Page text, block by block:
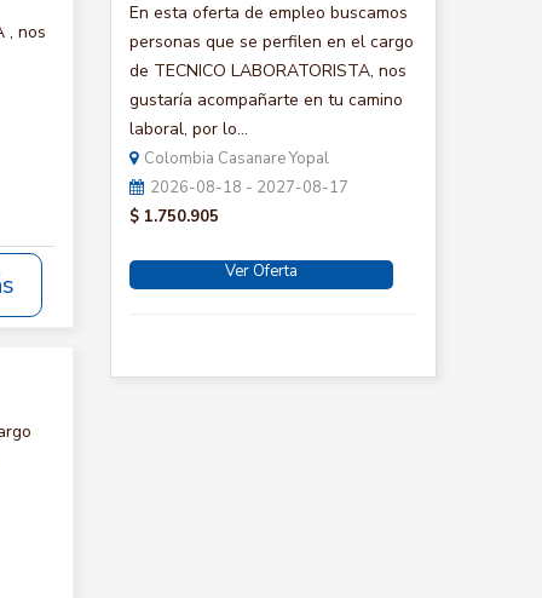
, nos
En esta oferta de empleo buscamos
personas que se perfilen en el cargo
de TECNICO LABORATORISTA, nos
gustaría acompañarte en tu camino
laboral, por lo...
Colombia Casanare Yopal
2026-08-18 - 2027-08-17
$ 1.750.905
Ver Oferta